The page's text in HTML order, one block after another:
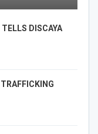
DISCAYA